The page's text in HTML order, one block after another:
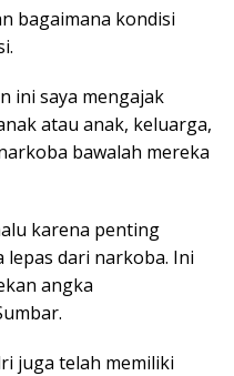
bagaimana kondisi
ini saya mengajak
atau anak, keluarga,
bawalah mereka
karena penting
dari narkoba. Ini
angka
juga telah memiliki